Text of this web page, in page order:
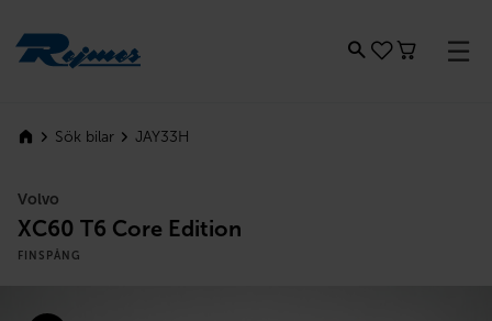
Sök bilar JAY33H
Volvo
XC60 T6 Core Edition
FINSPÅNG